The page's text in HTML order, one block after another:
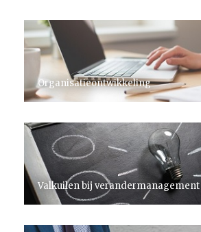
Organisatieontwikkeling
Valkuilen bij verandermanagement